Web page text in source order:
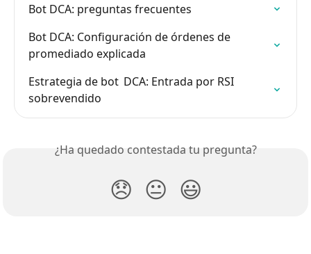
Bot DCA: preguntas frecuentes
Bot DCA: Configuración de órdenes de
promediado explicada
Estrategia de bot  DCA: Entrada por RSI
sobrevendido
¿Ha quedado contestada tu pregunta?
😞 😐 😃